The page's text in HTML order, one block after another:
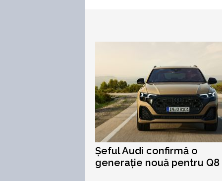
Șeful Audi confirmă o
generație nouă pentru Q8